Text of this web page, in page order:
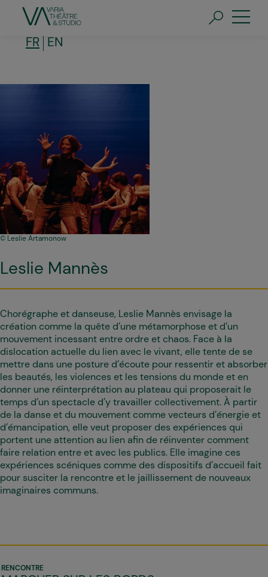
contenu
FR EN
Leslie Artamonow
Leslie Mannès
Chorégraphe et danseuse, Leslie Mannès envisage la
création comme la quête d’une métamorphose et d’un
mouvement incessant entre ordre et chaos. Face à la
dislocation actuelle du lien avec le vivant, elle tente de se
mettre dans une posture d’écoute pour ressentir et absorber
les beautés, les violences et les tensions du monde et en
donner une réinterprétation au plateau qui proposerait le
temps d’un spectacle d’y travailler collectivement. À partir
de la danse et du mouvement comme vecteurs d’énergie et
d’émancipation, elle veut proposer des expériences qui
portent une attention au lien afin de réinventer comment
faire relation entre et avec les publics. Elle imagine ces
expériences scéniques comme des dispositifs d’accueil fait
pour susciter la rencontre et le jaillissement de nouveaux
imaginaires communs.
RENCONTRE